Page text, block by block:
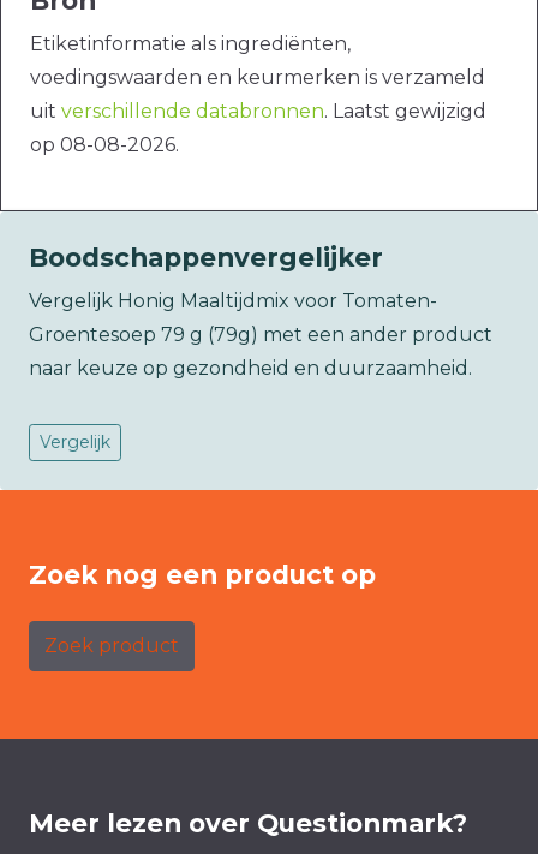
Etiketinformatie als ingrediënten,
voedingswaarden en keurmerken is verzameld
uit verschillende databronnen. Laatst gewijzigd
op 08-08-2026.
Boodschappenvergelijker
Vergelijk Honig Maaltijdmix voor Tomaten-
Groentesoep 79 g (79g) met een ander product
naar keuze op gezondheid en duurzaamheid.
Vergelijk
Zoek nog een product op
Zoek product
Meer lezen over Questionmark?